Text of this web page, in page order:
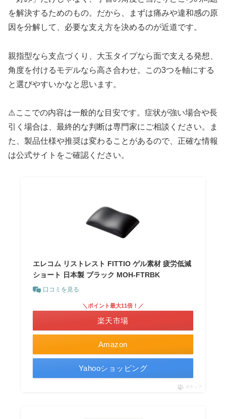
を解決するためのもの。だから、まずは痛みや違和感の原
因を分解して、必要な支え方を決めるのが近道です。
親指型なら支点づくり、大玉タイプなら面で支える発想、
角度を付けるモデルなら高さ合わせ。この3つを軸にする
と選びやすいかなと思います。
⚠️ここでの内容は一般的な目安です。症状が強い場合や長
引く場合は、最終的な判断は専門家にご相談ください。ま
た、製品仕様や推奨は変わることがあるので、正確な情報
は公式サイトをご確認ください。
エレコム リストレスト FITTIO ゲル素材 疲労低減
ショート 日本製 ブラック MOH-FTRBK
口コミを見る
Amazon
＼ポイント最大11倍！／
楽天市場
Yahooショッピング
ポチップ